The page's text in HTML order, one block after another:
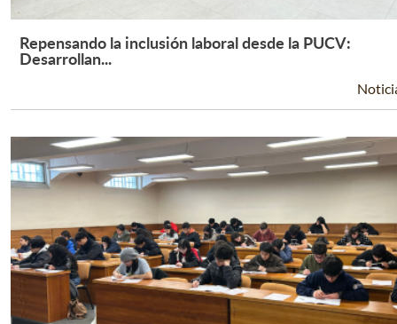
Leer Más +
Repensando la inclusión laboral desde la PUCV:
Desarrollan...